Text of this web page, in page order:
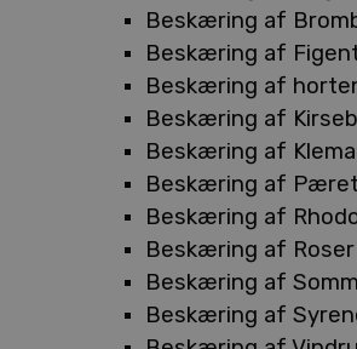
Beskæring af
Beskæring af
Beskæring af
Beskæring af
Beskæring af
Beskæring af
Beskæring af
Beskæring af Roser
Beskæring af
Beskæring af